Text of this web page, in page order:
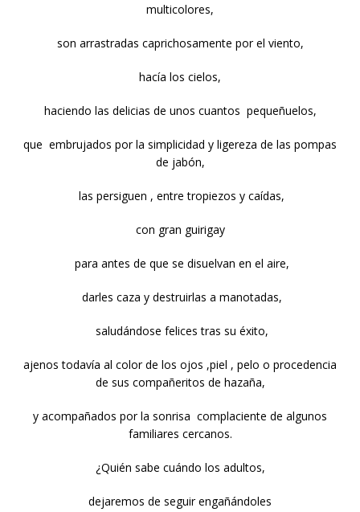
multicolores,
son arrastradas caprichosamente por el viento,
hacía los cielos,
haciendo las delicias de unos cuantos pequeñuelos,
que embrujados por la simplicidad y ligereza de las pompas
de jabón,
las persiguen , entre tropiezos y caídas,
con gran guirigay
para antes de que se disuelvan en el aire,
darles caza y destruirlas a manotadas,
saludándose felices tras su éxito,
ajenos todavía al color de los ojos ,piel , pelo o procedencia
de sus compañeritos de hazaña,
y acompañados por la sonrisa complaciente de algunos
familiares cercanos.
¿Quién sabe cuándo los adultos,
dejaremos de seguir engañándoles